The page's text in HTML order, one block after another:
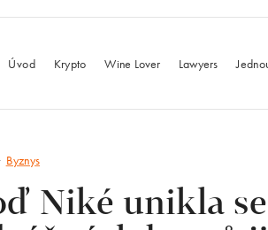
Úvod Krypto Wine Lover Lawyers
Byznys
Niké unikla